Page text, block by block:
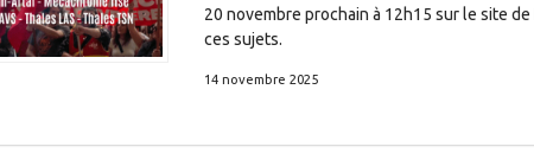
20 novembre prochain à 12h15 sur le site
ces sujets.
14 novembre 2025